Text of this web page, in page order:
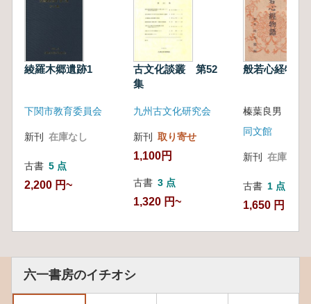
綾羅木郷遺跡1
下関市教育委員会
新刊 在庫なし
古書 5 点
2,200 円~
古文化談叢 第52
集
九州古文化研究会
新刊 取り寄せ
1,100円
古書 3 点
1,320 円~
般若心経物語
榛葉良男 著
同文館
新刊 在庫なし
古書 1 点
1,650 円
六一書房のイチオシ